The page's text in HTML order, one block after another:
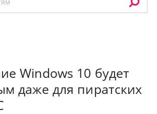
Windows 10 будет
даже для пиратских